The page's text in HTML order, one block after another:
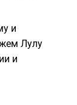
и
Лулу
и